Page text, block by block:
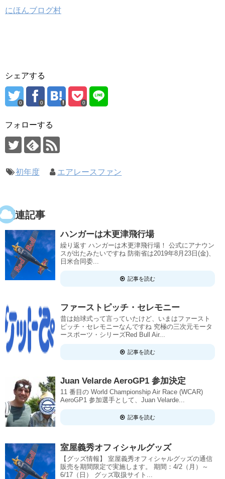
にほんブログ村
シェアする
0 0 0
フォローする
初年度 エアレースファン
関連記事
ハンガーは木更津飛行場
繰り返す ハンガーは木更津飛行場！ 公式にアナウン
スが出たみたいですね 防衛省は2019年8月23日(金)、
日米合同委...
記事を読む
ファーストピッチ・セレモニー
昔は始球式って言っていたけど、いまはファースト
ピッチ・セレモニーなんですね 究極の三次元モータ
ースポーツ・シリーズRed Bull Air...
記事を読む
Juan Velarde AeroGP1 参加決定
11 番目の World Championship Air Race (WCAR)
AeroGP1 参加選手として、Juan Velarde...
記事を読む
室屋義秀オフィシャルグッズ
【グッズ情報】 室屋義秀オフィシャルグッズの通信
販売を期間限定で実施します。 期間：4/2（月）～
6/17（日） グッズ取扱サイト...